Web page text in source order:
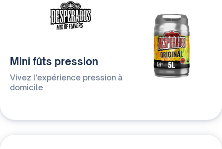
Mini fûts pression
Vivez l'expérience pression à
domicile